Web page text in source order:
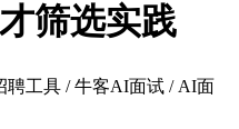
筛选实践
聘工具 / 牛客AI面试 / AI面